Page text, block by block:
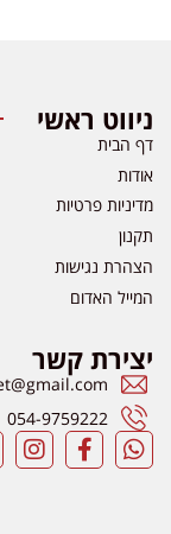
ניווט ראשי
דף הבית
אודות
מדיניות פרטיות
תקנון
הצהרת נגישות
המייל האדום
יצירת קשר
054-9759222